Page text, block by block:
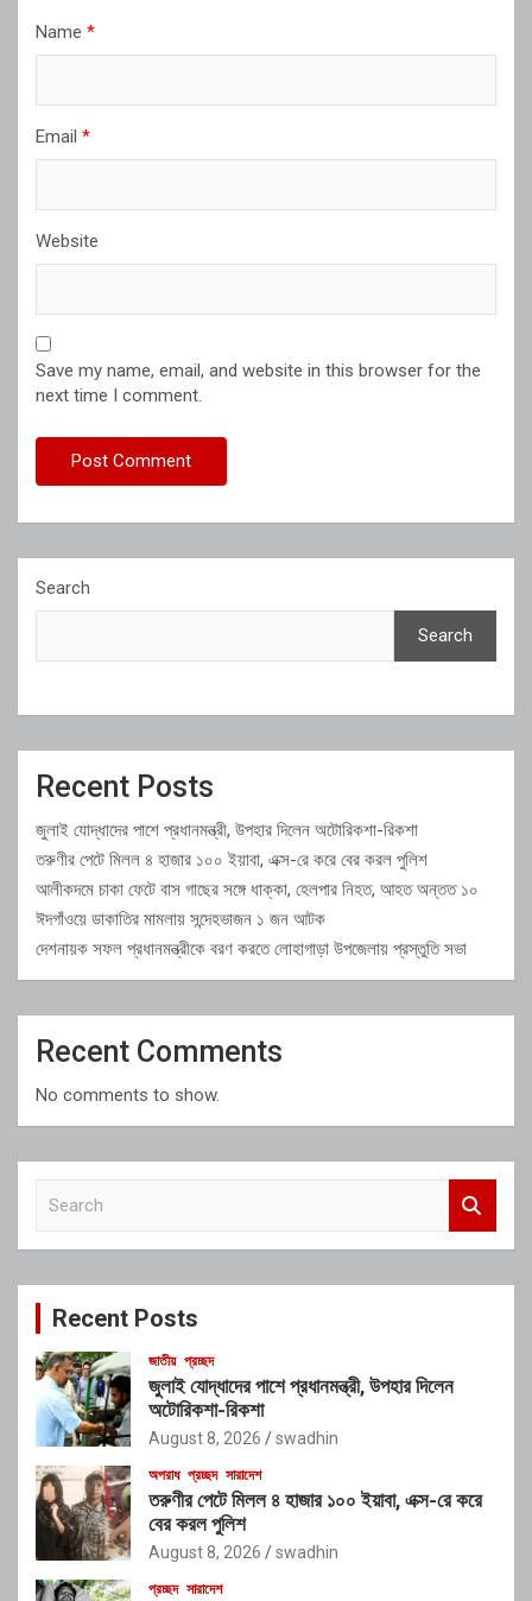
Name *
Email *
Website
Save my name, email, and website in this browser for the
next time I comment.
Search
Search
Recent Posts
জুলাই যোদ্ধাদের পাশে প্রধানমন্ত্রী, উপহার দিলেন অটোরিকশা-রিকশা
তরুণীর পেটে মিলল ৪ হাজার ১০০ ইয়াবা, এক্স-রে করে বের করল পুলিশ
আলীকদমে চাকা ফেটে বাস গাছের সঙ্গে ধাক্কা, হেলপার নিহত, আহত অন্তত ১০
ঈদগাঁওয়ে ডাকাতির মামলায় সন্দেহভাজন ১ জন আটক
দেশনায়ক সফল প্রধানমন্ত্রীকে বরণ করতে লোহাগাড়া উপজেলায় প্রস্তুতি সভা
Recent Comments
No comments to show.
c
Recent Posts
জাতীয় প্রচ্ছদ
জুলাই যোদ্ধাদের পাশে প্রধানমন্ত্রী, উপহার দিলেন
অটোরিকশা-রিকশা
August 8, 2026 swadhin
অপরাধ প্রচ্ছদ সারাদেশ
তরুণীর পেটে মিলল ৪ হাজার ১০০ ইয়াবা, এক্স-রে করে
বের করল পুলিশ
August 8, 2026 swadhin
প্রচ্ছদ সারাদেশ